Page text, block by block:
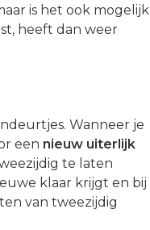
is het ook mogelijk
heeft dan weer
Wanneer je
een nieuw uiterlijk
te laten
klaar krijgt en bij
van tweezijdig